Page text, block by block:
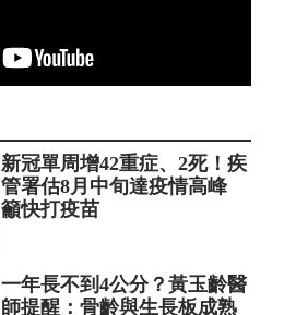
新冠單周增42重症、2死！疾
管署估8月中旬達疫情高峰
籲快打疫苗
一年長不到4公分？黃玉齡醫
師提醒：骨齡與生長板成熟